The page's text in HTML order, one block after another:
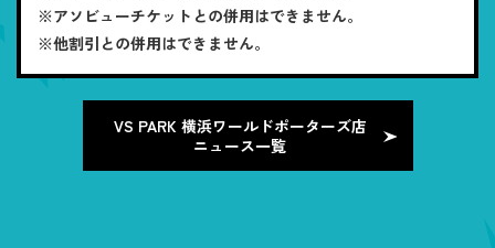
※アソビューチケットとの併用はできません。
※他割引との併用はできません。
VS PARK 横浜ワールドポーターズ店
ニュース一覧